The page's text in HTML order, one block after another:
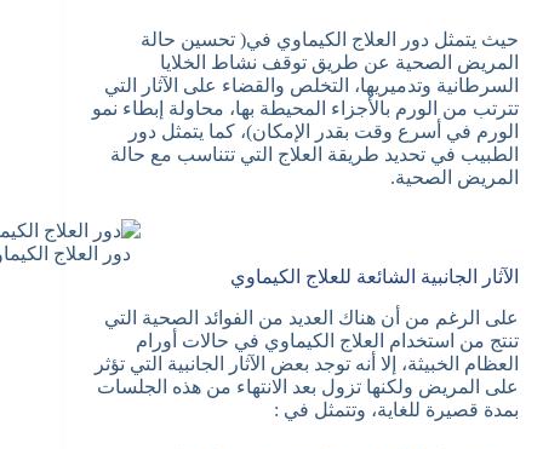
حيث يتمثل دور العلاج الكيماوي في( تحسين حالة
المريض الصحية عن طريق توقف نشاط الخلايا
السرطانية وتدميريها، التخلص والقضاء على الآثار التي
تترتب من الورم بالأجزاء المحيطة بها، محاولة إبطاء نمو
الورم في أسرع وقت بقدر الإمكان)، كما يتمثل دور
الطبيب في تحديد طريقة العلاج التي تتناسب مع حالة
المريض الصحية.
دور العلاج
الآثار الجانبية الشائعة للعلاج الكيماوي
على الرغم من أن هناك العديد من الفوائد الصحية التي
تنتج من استخدام العلاج الكيماوي في حالات أورام
العظام الخبيثة، إلا أنه توجد بعض الآثار الجانبية التي تؤثر
على المريض ولكنها تزول بعد الانتهاء من هذه الجلسات
بمدة قصيرة للغاية، وتتمثل في :